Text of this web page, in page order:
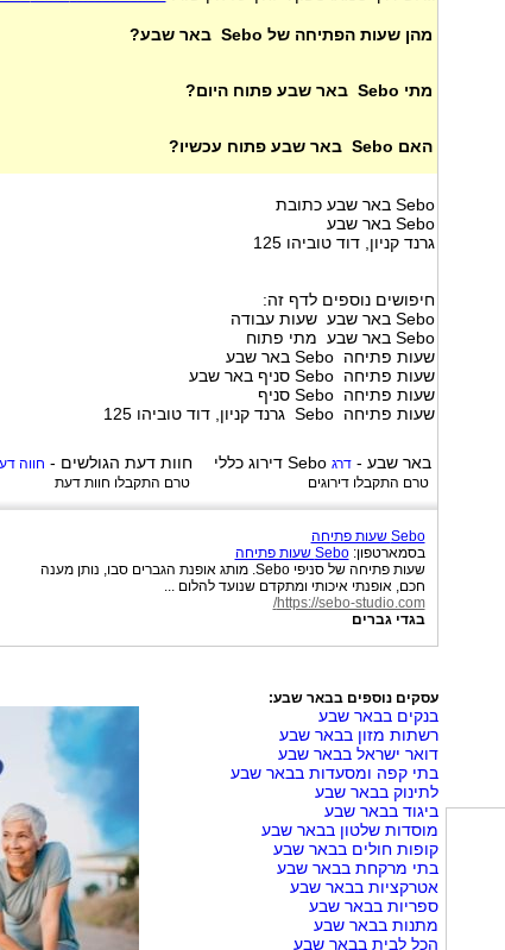
מהן שעות הפתיחה של Sebo באר שבע?
מתי Sebo באר שבע פתוח היום?
האם Sebo באר שבע פתוח עכשיו?
Sebo באר שבע כתובת
Sebo באר שבע
גרנד קניון, דוד טוביהו 125
חיפושים נוספים לדף זה:
Sebo באר שבע שעות עבודה
Sebo באר שבע מתי פתוח
שעות פתיחה Sebo באר שבע
שעות פתיחה Sebo סניף באר שבע
שעות פתיחה Sebo סניף
שעות פתיחה Sebo גרנד קניון, דוד טוביהו 125
חוות דעת הגולשים - חווה
טרם התקבלו חוות דעת
דירוג כללי Sebo באר שבע -דרג
טרם התקבלו דירוגים
Sebo שעות פתיחה
בסמארטפון:Sebo שעות פתיחה
שעות פתיחה של סניפי Sebo. מותג אופנת הגברים סבו, נותן מענה
חכם, אופנתי איכותי ומתקדם שנועד להלום ...
https://sebo-studio.com/
בגדי גברים
עסקים נוספים בבאר שבע:
בנקים בבאר שבע
רשתות מזון בבאר שבע
דואר ישראל בבאר שבע
בתי קפה ומסעדות בבאר שבע
לתינוק בבאר שבע
ביגוד בבאר שבע
מוסדות שלטון בבאר שבע
קופות חולים בבאר שבע
בתי מרקחת בבאר שבע
אטרקציות בבאר שבע
ספריות בבאר שבע
מתנות בבאר שבע
הכל לבית בבאר שבע